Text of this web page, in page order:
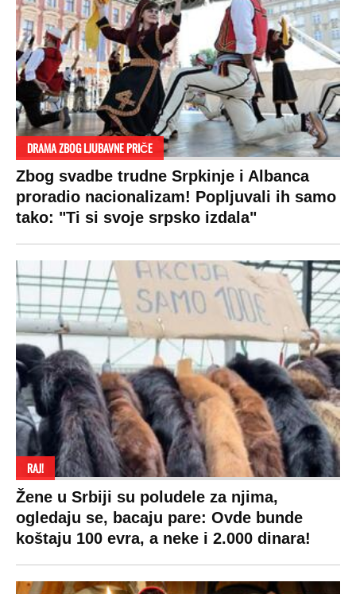
DRAMA ZBOG LJUBAVNE PRIČE
Zbog svadbe trudne Srpkinje i Albanca
proradio nacionalizam! Popljuvali ih samo
tako: "Ti si svoje srpsko izdala"
RAJ!
Žene u Srbiji su poludele za njima,
ogledaju se, bacaju pare: Ovde bunde
koštaju 100 evra, a neke i 2.000 dinara!